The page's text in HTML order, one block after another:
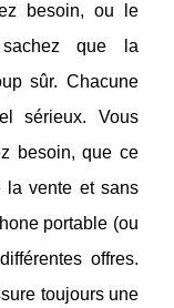
besoin, ou le
que la
sûr. Chacune
sérieux. Vous
besoin, que ce
la vente et sans
portable (ou
offres.
toujours une